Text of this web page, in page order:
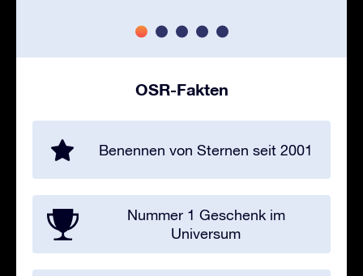
OSR-Fakten
Benennen von Sternen seit 2001
Nummer 1 Geschenk im
Universum